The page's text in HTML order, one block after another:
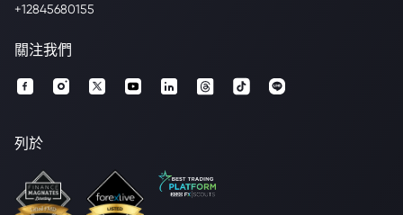
+12845680155
關注我們
列於